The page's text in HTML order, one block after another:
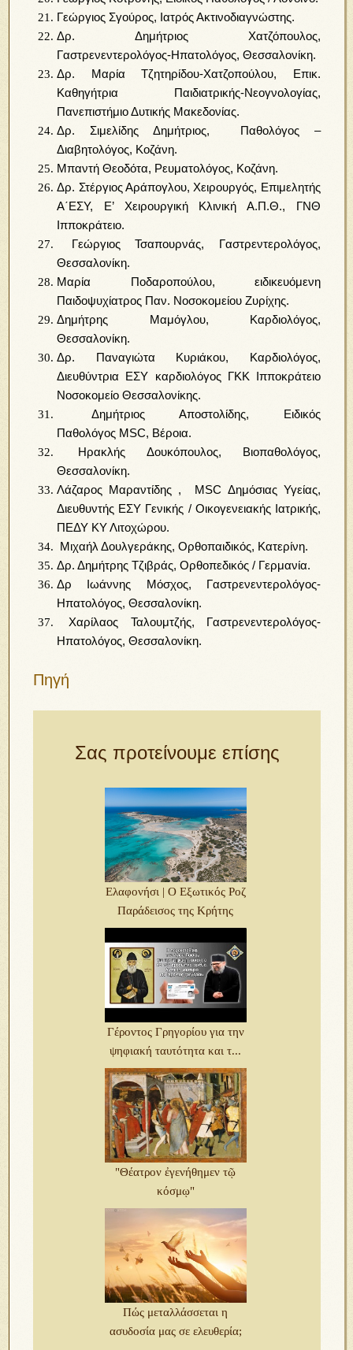
Γεώργιος Σγούρος, Ιατρός Ακτινοδιαγνώστης.
Δρ. Δημήτριος Χατζόπουλος,
Γαστρενεντερολόγος-Ηπατολόγος, Θεσσαλονίκη.
Δρ. Μαρία Τζητηρίδου-Χατζοπούλου, Επικ.
Καθηγήτρια Παιδιατρικής-Νεογνολογίας,
Πανεπιστήμιο Δυτικής Μακεδονίας.
Δρ. Σιμελίδης Δημήτριος, Παθολόγος –
Διαβητολόγος, Κοζάνη.
Μπαντή Θεοδότα, Ρευματολόγος, Κοζάνη.
Δρ. Στέργιος Αράπογλου, Χειρουργός, Επιμελητής
Α΄ΕΣΥ, Ε’ Χειρουργική Κλινική Α.Π.Θ., ΓΝΘ
Ιπποκράτειο.
Γεώργιος Τσαπουρνάς, Γαστρεντερολόγος,
Θεσσαλονίκη.
Μαρία Ποδαροπούλου, ειδικευόμενη
Παιδοψυχίατρος Παν. Νοσοκομείου Ζυρίχης.
Δημήτρης Μαμόγλου, Καρδιολόγος,
Θεσσαλονίκη.
Δρ. Παναγιώτα Κυριάκου, Καρδιολόγος,
Διευθύντρια ΕΣΥ καρδιολόγος ΓΚΚ Ιπποκράτειο
Νοσοκομείο Θεσσαλονίκης.
Δημήτριος Αποστολίδης, Ειδικός
Παθολόγος MSC, Βέροια.
Ηρακλής Δουκόπουλος, Βιοπαθολόγος,
Θεσσαλονίκη.
Λάζαρος Μαραντίδης , MSC Δημόσιας Υγείας,
Διευθυντής ΕΣΥ Γενικής / Οικογενειακής Ιατρικής,
ΠΕΔΥ ΚΥ Λιτοχώρου.
Μιχαήλ Δουλγεράκης, Ορθοπαιδικός, Κατερίνη.
Δρ. Δημήτρης Τζιβράς, Ορθοπεδικός / Γερμανία.
Δρ Ιωάννης Μόσχος, Γαστρενεντερολόγος-
Ηπατολόγος, Θεσσαλονίκη.
Χαρίλαος Ταλουμτζής, Γαστρενεντερολόγος-
Ηπατολόγος, Θεσσαλονίκη.
Πηγή
Σας προτείνουμε επίσης
Ελαφονήσι | Ο Εξωτικός Ροζ
Παράδεισος της Κρήτης
Γέροντος Γρηγορίου για την
ψηφιακή ταυτότητα και τ...
"Θέατρον ἐγενήθημεν τῷ
κόσμῳ"
Πώς μεταλλάσσεται η
ασυδοσία μας σε ελευθερία;